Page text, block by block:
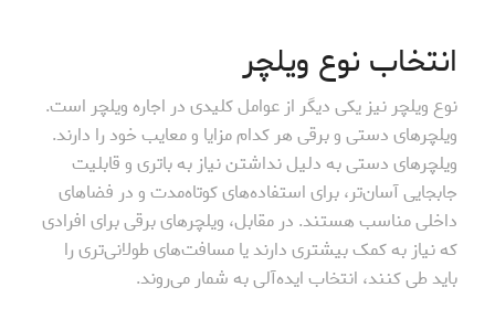
انتخاب نوع ویلچر
نوع ویلچر نیز یکی دیگر از عوامل کلیدی در اجاره ویلچر است.
ویلچرهای دستی و برقی هر کدام مزایا و معایب خود را دارند.
ویلچرهای دستی به دلیل نداشتن نیاز به باتری و قابلیت
جابجایی آسان‌تر، برای استفاده‌های کوتاه‌مدت و در فضاهای
داخلی مناسب هستند. در مقابل، ویلچرهای برقی برای افرادی
که نیاز به کمک بیشتری دارند یا مسافت‌های طولانی‌تری را
باید طی کنند، انتخاب ایده‌آلی به شمار می‌روند.